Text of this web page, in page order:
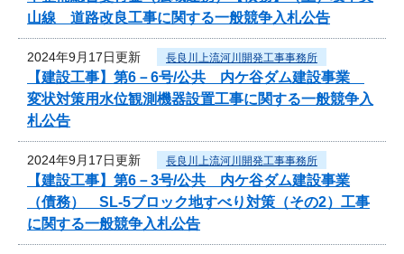
山線 道路改良工事に関する一般競争入札公告
2024年9月17日更新 長良川上流河川開発工事事務所
【建設工事】第6－6号/公共 内ケ谷ダム建設事業
変状対策用水位観測機器設置工事に関する一般競争入
札公告
2024年9月17日更新 長良川上流河川開発工事事務所
【建設工事】第6－3号/公共 内ケ谷ダム建設事業
（債務） SL-5ブロック地すべり対策（その2）工事
に関する一般競争入札公告